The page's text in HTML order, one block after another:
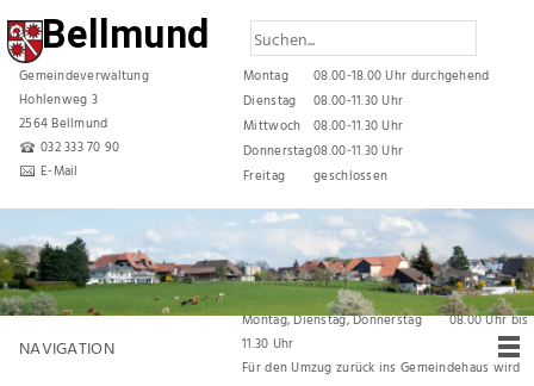
Bellmund
Gemeindeverwaltung
Hohlenweg 3
2564 Bellmund
032 333 70 90
E-Mail
Montag
08.00-18.00 Uhr durchgehend
Dienstag
08.00-11.30 Uhr
Mittwoch
08.00-11.30 Uhr
Donnerstag08.00-11.30 Uhr
Freitag
geschlossen
Reduzierte Öffnungszeiten während den
Sommerferien
vom 06. Juli 2026 bis und mit 31. Juli 2026 gelten
folgende Öffnungszeiten:
Montag, Dienstag, Donnerstag 08.00 Uhr bis
11.30 Uhr
Für den Umzug zurück ins Gemeindehaus wird
NAVIGATION